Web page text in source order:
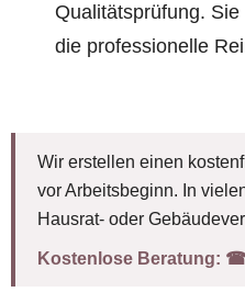
Qualitätsprüfung.
die professionelle
Wir erstellen einen
vor Arbeitsbeginn. In
Hausrat- oder
Kostenlose Beratung: ☎︎